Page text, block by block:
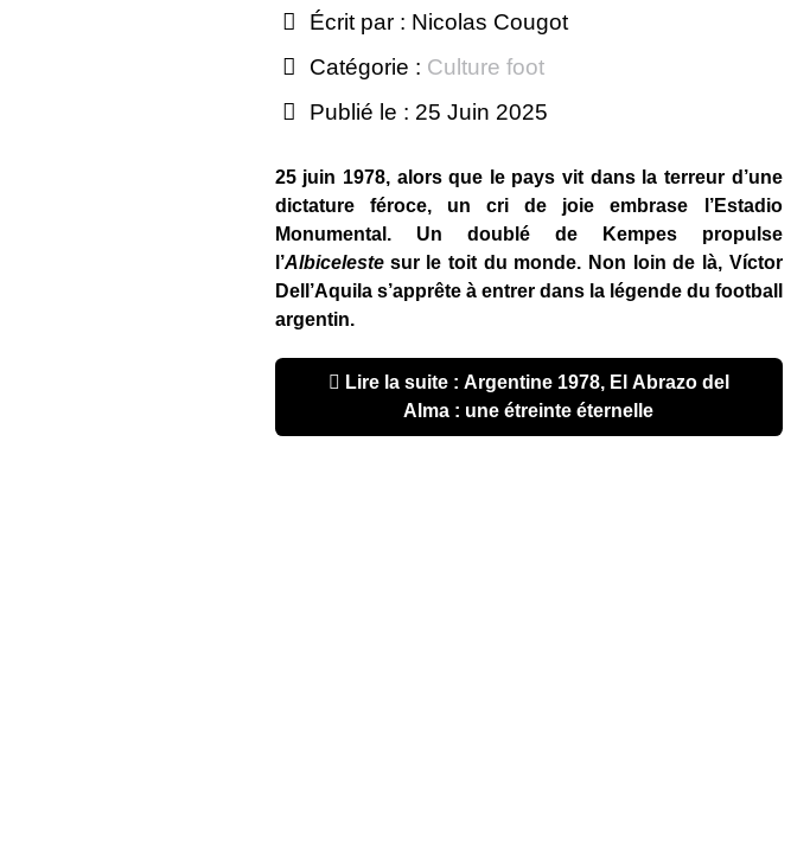
Écrit par : Nicolas Cougot
Catégorie : Culture foot
Publié le : 25 Juin 2025
25 juin 1978, alors que le pays vit dans la terreur d’une
dictature féroce, un cri de joie embrase l’Estadio
Monumental. Un doublé de Kempes propulse
l’Albiceleste sur le toit du monde. Non loin de là, Víctor
Dell’Aquila s’apprête à entrer dans la légende du football
argentin.
Alma : une étreinte éternelle